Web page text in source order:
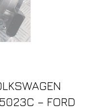
– FORD